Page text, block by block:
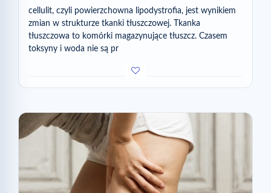
cellulit, czyli powierzchowna lipodystrofia, jest wynikiem
zmian w strukturze tkanki tłuszczowej. Tkanka
tłuszczowa to komórki magazynujące tłuszcz. Czasem
toksyny i woda nie są pr